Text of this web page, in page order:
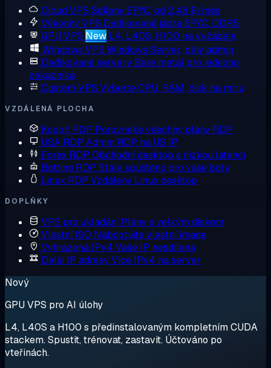
Cloud VPS Sdílený EPYC, od 2,48 $/měs
Výkonný VPS Dedikovaná jádra EPYC, DDR5
GPU VPS New L4, L40S, H100 na vyžádání
Windows VPS Windows Server, plný admin
Dedikované servery Bare metal pro jednoho
zákazníka
Custom VPS Vyberte CPU, RAM, disk na míru
VZDÁLENÁ PLOCHA
Koupit RDP Porovnejte všechny plány RDP
USA RDP Admin RDP na US IP
Forex RDP Obchodní desktop s nízkou latencí
Botting RDP Stále spuštěno pro vaše boty
Linux RDP Vzdálený Linux desktop
DOPLŇKY
VPS pro ukládání Plány s velkým diskem
Vlastní ISO Nabootujte vlastní image
Vyhrazená IPv4 Vaše IP, nesdílená
Další IP adresyVíce IPv4 na server
Nový
GPU VPS pro AI úlohy
L4, L40S a H100 s předinstalovaným kompletním CUDA
stackem. Spustit, trénovat, zastavit. Účtováno po
vteřinách.